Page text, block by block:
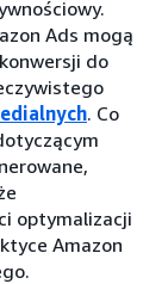
Ads mogą
do
. Co
optymalizacji
Amazon